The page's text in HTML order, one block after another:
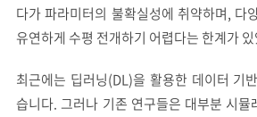
다가 파라미터의 불확실성에 취약하며, 다
유연하게 수평 전개하기 어렵다는 한계가
최근에는 딥러닝(DL)을 활용한 데이터 기
습니다. 그러나 기존 연구들은 대부분 시뮬